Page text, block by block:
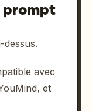
prompt
avec
et